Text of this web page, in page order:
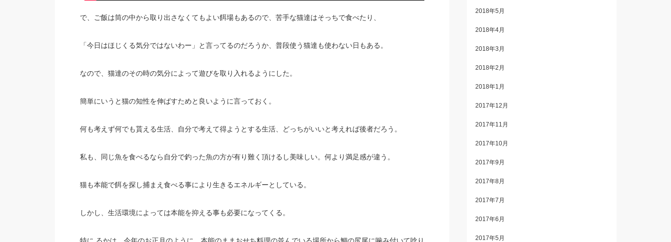
で、ご飯は筒の中から取り出さなくてもよい餌場もあるので、苦手な猫達はそっちで食べたり、
「今日はほじくる気分ではないわー」と言ってるのだろうか、普段使う猫達も使わない日もある。
なので、猫達のその時の気分によって遊びを取り入れるようにした。
簡単にいうと猫の知性を伸ばすためと良いように言っておく。
何も考えず何でも貰える生活、自分で考えて得ようとする生活、どっちがいいと考えれば後者だろう。
私も、同じ魚を食べるなら自分で釣った魚の方が有り難く頂けるし美味しい。何より満足感が違う。
猫も本能で餌を探し捕まえ食べる事により生きるエネルギーとしている。
しかし、生活環境によっては本能を抑える事も必要になってくる。
特に るかは、今年のお正月のように、本能のままおせち料理の並んでいる場所から鯛の尻尾に噛み付いて唸り
2018年5月
2018年4月
2018年3月
2018年2月
2018年1月
2017年12月
2017年11月
2017年10月
2017年9月
2017年8月
2017年7月
2017年6月
2017年5月